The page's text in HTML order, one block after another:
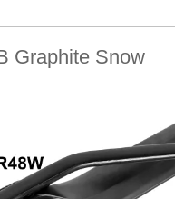
Graphite Snow